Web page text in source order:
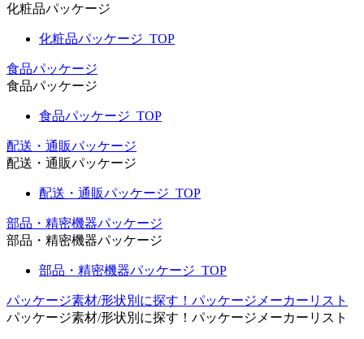
化粧品パッケージ
化粧品パッケージ_TOP
食品パッケージ
食品パッケージ
食品パッケージ_TOP
配送・通販パッケージ
配送・通販パッケージ
配送・通販パッケージ_TOP
部品・精密機器パッケージ
部品・精密機器パッケージ
部品・精密機器パッケージ_TOP
パッケージ素材/形状別に探す！パッケージメーカーリスト
パッケージ素材/形状別に探す！パッケージメーカーリスト